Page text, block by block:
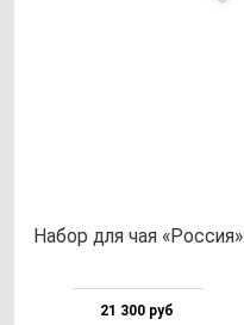
Набор для чая «Рос­сия»
21 300 руб